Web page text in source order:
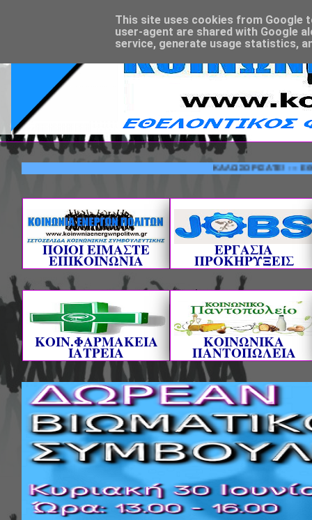
ΚΑΛΩΣΟΡΙΣΑΤΕ! ---
ΠΟΙΟΙ ΕΙΜΑΣΤΕ
ΕΠΙΚΟΙΝΩΝΙΑ
ΕΡΓΑΣΙΑ
ΠΡΟΚΗΡΥΞΕΙΣ
ΚΟΙΝ.ΦΑΡΜΑΚΕΙΑ
ΙΑΤΡΕΙΑ
ΚΟΙΝΩΝΙΚΑ
ΠΑΝΤΟΠΩΛΕΙΑ
This site uses cookies from Google
user-agent are shared with Google
service, generate usage statistics,